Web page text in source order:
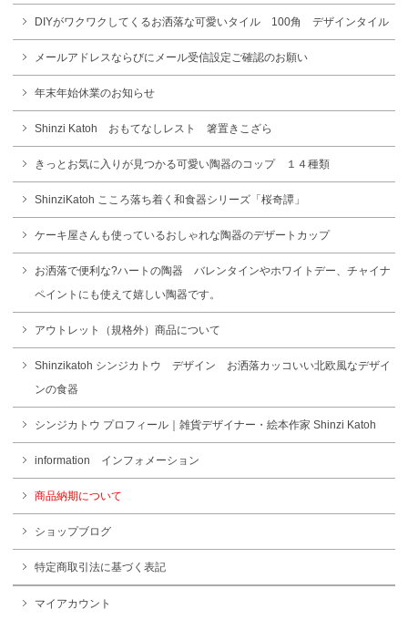
DIYがワクワクしてくるお洒落な可愛いタイル 100角 デザインタイル
メールアドレスならびにメール受信設定ご確認のお願い
年末年始休業のお知らせ
Shinzi Katoh おもてなしレスト 箸置きこざら
きっとお気に入りが見つかる可愛い陶器のコップ １４種類
ShinziKatoh こころ落ち着く和食器シリーズ「桜奇譚」
ケーキ屋さんも使っているおしゃれな陶器のデザートカップ
お洒落で便利な?ハートの陶器 バレンタインやホワイトデー、チャイナ
ペイントにも使えて嬉しい陶器です。
アウトレット（規格外）商品について
Shinzikatoh シンジカトウ デザイン お洒落カッコいい北欧風なデザイ
ンの食器
シンジカトウ プロフィール｜雑貨デザイナー・絵本作家 Shinzi Katoh
information インフォメーション
商品納期について
ショップブログ
特定商取引法に基づく表記
マイアカウント